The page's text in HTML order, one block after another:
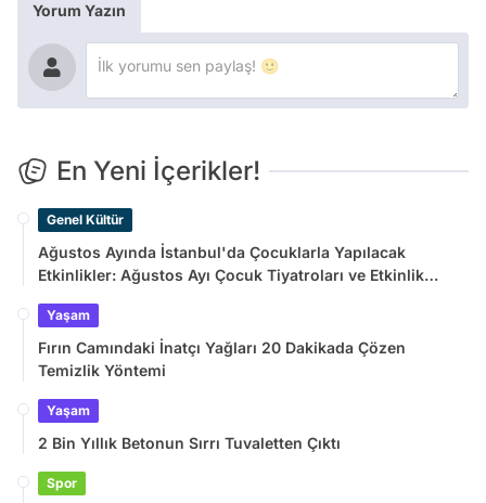
Yorum Yazın
En Yeni İçerikler!
Genel Kültür
Ağustos Ayında İstanbul'da Çocuklarla Yapılacak
Etkinlikler: Ağustos Ayı Çocuk Tiyatroları ve Etkinlik
Yaşam
Fırın Camındaki İnatçı Yağları 20 Dakikada Çözen
Temizlik Yöntemi
Yaşam
2 Bin Yıllık Betonun Sırrı Tuvaletten Çıktı
Spor